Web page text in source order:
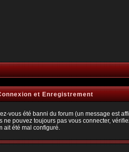
et Enregistrement
vous été banni du forum (un message est
pouvez toujours pas vous connecter,
ait été mal configuré.